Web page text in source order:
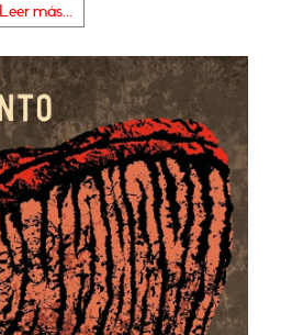
Leer más...